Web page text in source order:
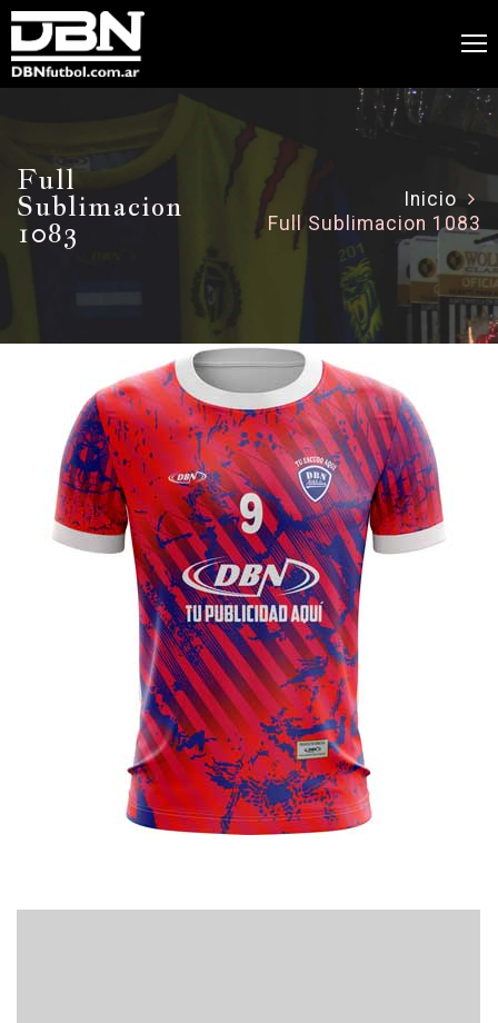
Full
Sublimacion
1083
Inicio
Full Sublimacion 1083